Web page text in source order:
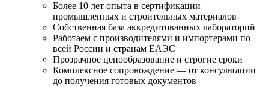
Более 10 лет опыта в сертификации
промышленных и строительных материалов
Собственная база аккредитованных лабораторий
Работаем с производителями и импортерами по
всей России и странам ЕАЭС
Прозрачное ценообразование и строгие сроки
Комплексное сопровождение — от консультации
до получения готовых документов